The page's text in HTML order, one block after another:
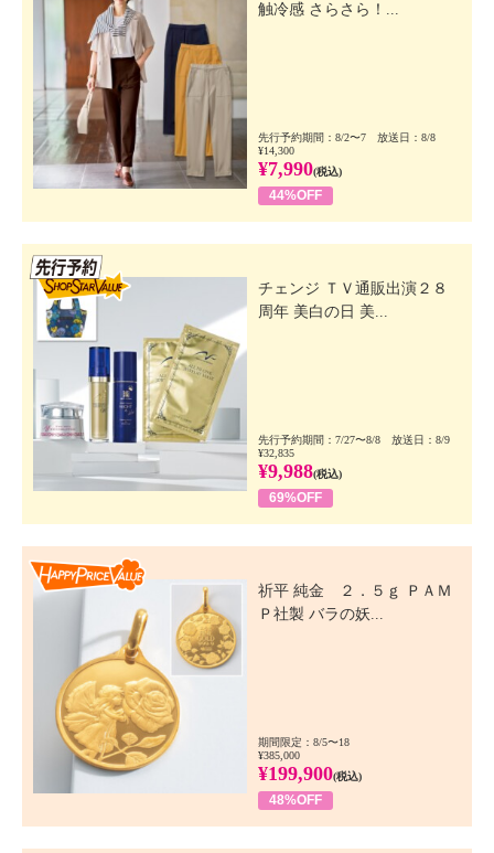
触冷感 さらさら！...
先行予約期間：8/2〜7 放送日：8/8
¥14,300
¥7,990(税込)
44%OFF
チェンジ ＴＶ通販出演２８
周年 美白の日 美...
先行予約期間：7/27〜8/8 放送日：8/9
¥32,835
¥9,988(税込)
69%OFF
祈平 純金 ２．５ｇ ＰＡＭ
Ｐ社製 バラの妖...
期間限定：8/5〜18
¥385,000
¥199,900(税込)
48%OFF